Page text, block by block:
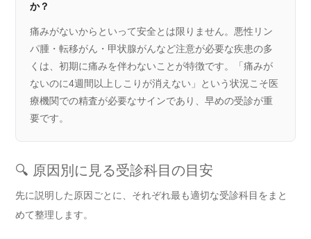
か？
痛みがないからといって安全とは限りません。悪性リン
パ腫・転移がん・甲状腺がんなど注意が必要な疾患の多
くは、初期に痛みを伴わないことが特徴です。「痛みが
ないのに4週間以上しこりが消えない」という状況こそ医
療機関での精査が必要なサインであり、早めの受診が重
要です。
🔍 原因別に見る受診科目の目安
先に説明した原因ごとに、それぞれ最も適切な受診科目をまと
めて整理します。